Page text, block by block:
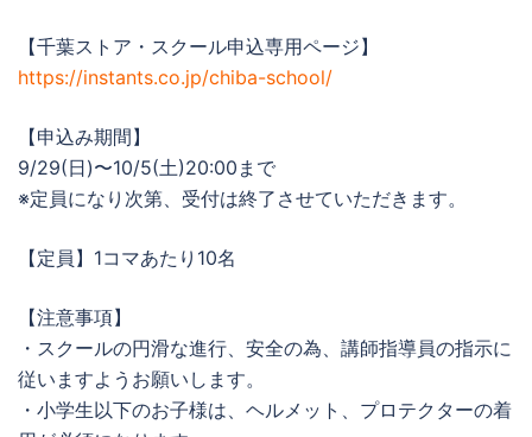
【千葉ストア・スクール申込専用ページ】
https://instants.co.jp/chiba-school/
【申込み期間】
9/29(日)〜10/5(土)20:00まで
※定員になり次第、受付は終了させていただきます。
【定員】1コマあたり10名
【注意事項】
・スクールの円滑な進行、安全の為、講師指導員の指示に
従いますようお願いします。
・小学生以下のお子様は、ヘルメット、プロテクターの着